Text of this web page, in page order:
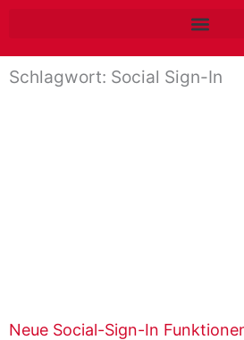
springen
Schlagwort: Social Sign-In
Neue Social-Sign-In